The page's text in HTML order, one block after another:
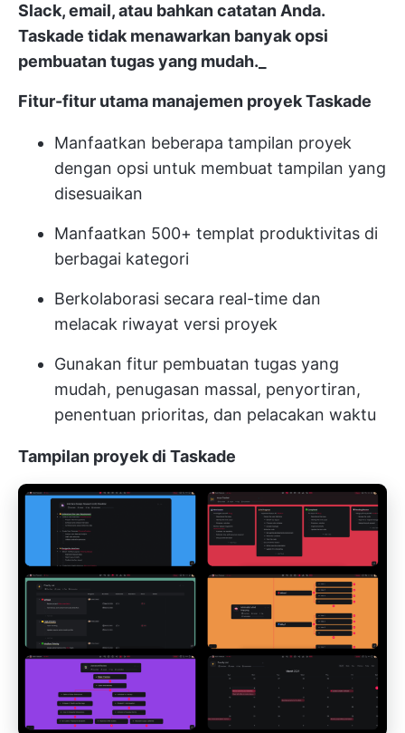
Slack, email, atau bahkan catatan Anda.
Taskade tidak menawarkan banyak opsi
pembuatan tugas yang mudah._
Fitur-fitur utama manajemen proyek Taskade
Manfaatkan beberapa tampilan proyek
dengan opsi untuk membuat tampilan yang
disesuaikan
Manfaatkan 500+ templat produktivitas di
berbagai kategori
Berkolaborasi secara real-time dan
melacak riwayat versi proyek
Gunakan fitur pembuatan tugas yang
mudah, penugasan massal, penyortiran,
penentuan prioritas, dan pelacakan waktu
Tampilan proyek di Taskade